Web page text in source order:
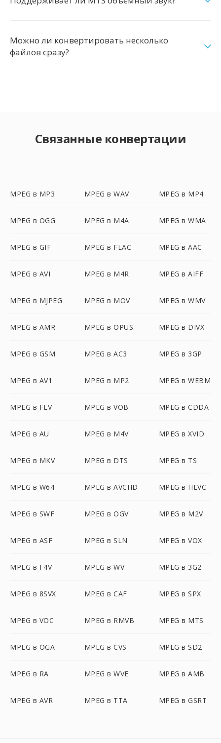
Можно ли конвертировать несколько
файлов сразу?
Связанные конвертации
MPEG в MP3 MPEG в WAV MPEG в MP4
MPEG в OGG MPEG в M4A MPEG в WMA
MPEG в GIF MPEG в FLAC MPEG в AAC
MPEG в AVI MPEG в M4R MPEG в AIFF
MPEG в MJPEG MPEG в MOV MPEG в WMV
MPEG в AMR MPEG в OPUS MPEG в DIVX
MPEG в GSM MPEG в AC3 MPEG в 3GP
MPEG в AV1 MPEG в MP2 MPEG в WEBM
MPEG в FLV MPEG в VOB MPEG в CDDA
MPEG в AU MPEG в M4V MPEG в XVID
MPEG в MKV MPEG в DTS MPEG в TS
MPEG в W64 MPEG в AVCHD MPEG в HEVC
MPEG в SWF MPEG в OGV MPEG в M2V
MPEG в ASF MPEG в SLN MPEG в VOX
MPEG в F4V MPEG в WV MPEG в 3G2
MPEG в 8SVX MPEG в CAF MPEG в SPX
MPEG в VOC MPEG в RMVB MPEG в MTS
MPEG в OGA MPEG в CVS MPEG в SD2
MPEG в RA MPEG в WVE MPEG в AMB
MPEG в AVR MPEG в TTA MPEG в GSRT